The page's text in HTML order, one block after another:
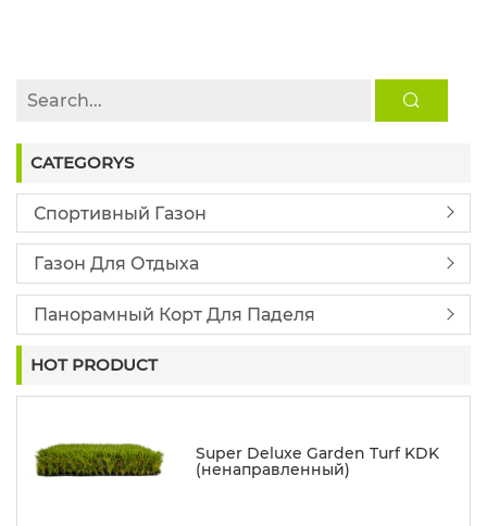
CATEGORYS
Спортивный Газон
Газон Для Отдыха
Панорамный Корт Для Паделя
HOT PRODUCT
Super Deluxe Garden Turf KDK
(ненаправленный)